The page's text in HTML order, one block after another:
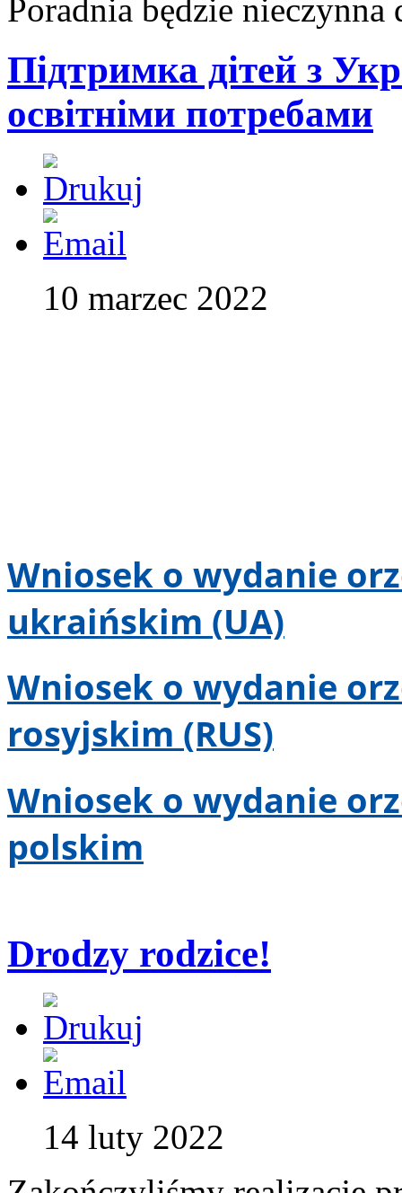
Poradnia będzie nieczynna
Підтримка дітей з
освітніми потребами
10 marzec 2022
Wniosek o wydanie
ukraińskim (UA)
Wniosek o wydanie
rosyjskim (RUS)
Wniosek o wydanie
polskim
Drodzy rodzice!
14 luty 2022